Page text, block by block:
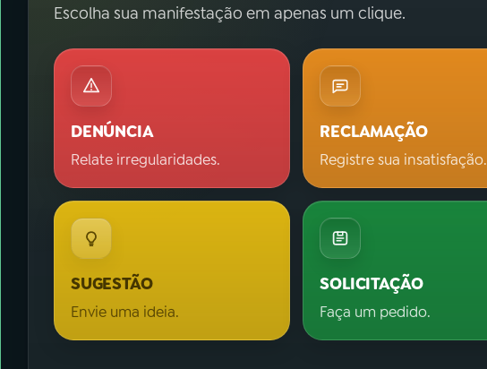
Escolha sua manifestação em apenas um clique.
DENÚNCIA
Relate irregularidades.
RECLAMAÇÃO
Registre sua insatisfação.
SUGESTÃO
Envie uma ideia.
SOLICITAÇÃO
Faça um pedido.